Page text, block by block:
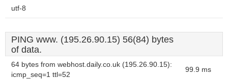
utf-8
PING www. (195.26.90.15) 56(84) bytes
of data.
64 bytes from webhost.daily.co.uk (195.26.90.15):
icmp_seq=1 ttl=52
99.9 ms